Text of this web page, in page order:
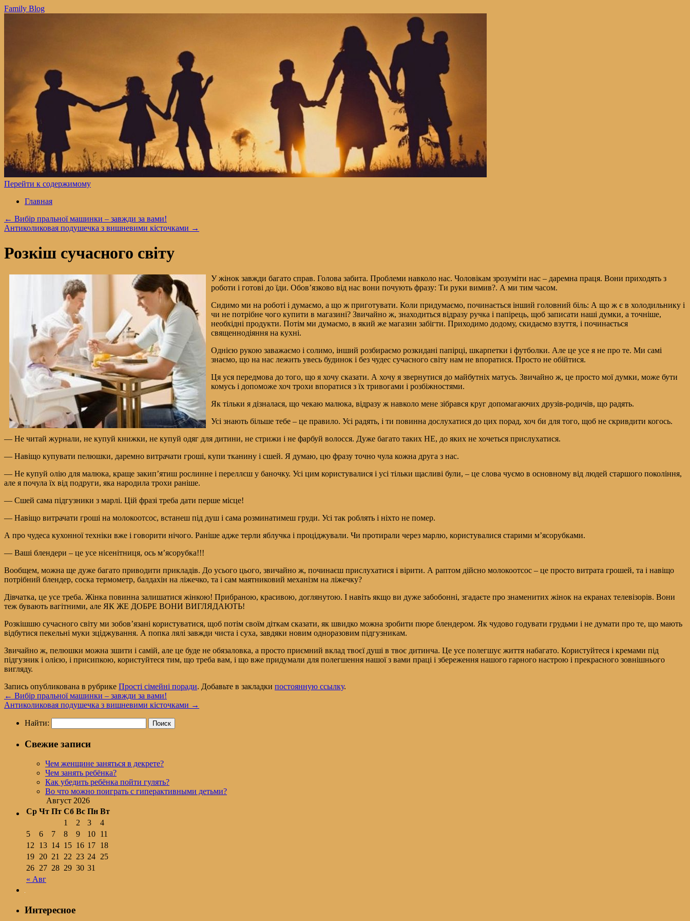
Family Blog
Перейти к содержимому
Главная
← Вибір пральної машинки – завжди за вами!
Антиколиковая подушечка з вишневими кісточками →
Розкіш сучасного світу
У жінок завжди багато справ. Голова забита. Проблеми навколо нас. Чоловікам зрозуміти нас – даремна праця. Вони приходять з
роботи і готові до їди. Обов’язково від нас вони почують фразу: Ти руки вимив?. А ми тим часом.
Сидимо ми на роботі і думаємо, а що ж приготувати. Коли придумаємо, починається інший головний біль: А що ж є в холодильнику і
чи не потрібне чого купити в магазині? Звичайно ж, знаходиться відразу ручка і папірець, щоб записати наші думки, а точніше,
необхідні продукти. Потім ми думаємо, в який же магазин забігти. Приходимо додому, скидаємо взуття, і починається
священнодіяння на кухні.
Однією рукою заважаємо і солимо, інший розбираємо розкидані папірці, шкарпетки і футболки. Але це усе я не про те. Ми самі
знаємо, що на нас лежить увесь будинок і без чудес сучасного світу нам не впоратися. Просто не обійтися.
Ця уся передмова до того, що я хочу сказати. А хочу я звернутися до майбутніх матусь. Звичайно ж, це просто мої думки, може бути
комусь і допоможе хоч трохи впоратися з їх тривогами і розбіжностями.
Як тільки я дізналася, що чекаю малюка, відразу ж навколо мене зібрався круг допомагаючих друзів-родичів, що радять.
Усі знають більше тебе – це правило. Усі радять, і ти повинна дослухатися до цих порад, хоч би для того, щоб не скривдити когось.
— Не читай журнали, не купуй книжки, не купуй одяг для дитини, не стрижи і не фарбуй волосся. Дуже багато таких НЕ, до яких не хочеться прислухатися.
— Навіщо купувати пелюшки, даремно витрачати гроші, купи тканину і сшей. Я думаю, цю фразу точно чула кожна друга з нас.
— Не купуй олію для малюка, краще закип’ятиш рослинне і переллєш у баночку. Усі цим користувалися і усі тільки щасливі були, – це слова чуємо в основному від людей старшого покоління,
але я почула їх від подруги, яка народила трохи раніше.
— Сшей сама підгузники з марлі. Цій фразі треба дати перше місце!
— Навіщо витрачати гроші на молокоотсос, встанеш під душ і сама розминатимеш груди. Усі так роблять і ніхто не помер.
А про чудеса кухонної техніки вже і говорити нічого. Раніше адже терли яблучка і проціджували. Чи протирали через марлю, користувалися старими м’ясорубками.
— Ваші блендери – це усе нісенітниця, ось м’ясорубка!!!
Вообщем, можна ще дуже багато приводити прикладів. До усього цього, звичайно ж, починаєш прислухатися і вірити. А раптом дійсно молокоотсос – це просто витрата грошей, та і навіщо
потрібний блендер, соска термометр, балдахін на ліжечко, та і сам маятниковий механізм на ліжечку?
Дівчатка, це усе треба. Жінка повинна залишатися жінкою! Прибраною, красивою, доглянутою. І навіть якщо ви дуже забобонні, згадаєте про знаменитих жінок на екранах телевізорів. Вони
теж бувають вагітними, але ЯК ЖЕ ДОБРЕ ВОНИ ВИГЛЯДАЮТЬ!
Розкішшю сучасного світу ми зобов’язані користуватися, щоб потім своїм діткам сказати, як швидко можна зробити пюре блендером. Як чудово годувати грудьми і не думати про те, що мають
відбутися пекельні муки зціджування. А попка лялі завжди чиста і суха, завдяки новим одноразовим підгузникам.
Звичайно ж, пелюшки можна зшити і самій, але це буде не обязаловка, а просто приємний вклад твоєї душі в твоє дитинча. Це усе полегшує життя набагато. Користуйтеся і кремами під
підгузник і олією, і присипкою, користуйтеся тим, що треба вам, і що вже придумали для полегшення нашої з вами праці і збереження нашого гарного настрою і прекрасного зовнішнього
вигляду.
Запись опубликована в рубрике Прості сімейні поради. Добавьте в закладки постоянную ссылку.
← Вибір пральної машинки – завжди за вами!
Антиколиковая подушечка з вишневими кісточками →
Найти:
Свежие записи
Чем женщине заняться в декрете?
Чем занять ребёнка?
Как убедить ребёнка пойти гулять?
Во что можно поиграть с гиперактивными детьми?
Август 2026
Ср Чт Пт Сб Вс Пн Вт
« Авг
1 2 3
4
5
6 7 8 9 10 11
12
13 14 15 16 17 18
19 20 21 22 23 24 25
26 27 28 29 30 31
Интересное